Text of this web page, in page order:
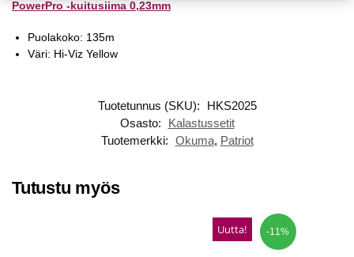
PowerPro -kuitusiima 0,23mm
Puolakoko: 135m
Väri: Hi-Viz Yellow
Tuotetunnus (SKU):
HKS2025
Osasto:
Kalastussetit
Tuotemerkki: Okuma, Patriot
Tutustu myös
Uutta! -11%